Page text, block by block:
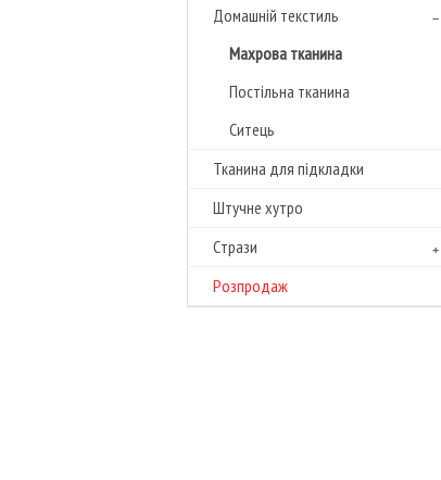
Домашній текстиль
Махрова тканина
Постільна тканина
Ситець
Тканина для підкладки
Штучне хутро
Cтрази
Розпродаж